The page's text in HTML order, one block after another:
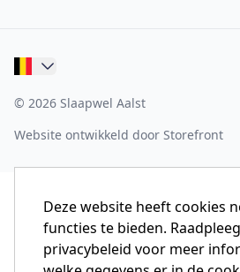
© 2026 Slaapwel Aalst
Website ontwikkeld door Storefront
Deze website heeft cookies
functies te bieden.
privacybeleid voor meer